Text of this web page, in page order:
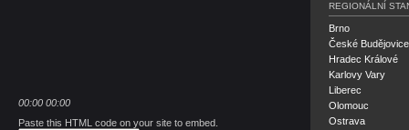
00:00 00:00
Paste this HTML code on your site to embed.
REGIONÁLNÍ
Brno
České Budějovice
Hradec Králové
Karlovy Vary
Liberec
Olomouc
Ostrava